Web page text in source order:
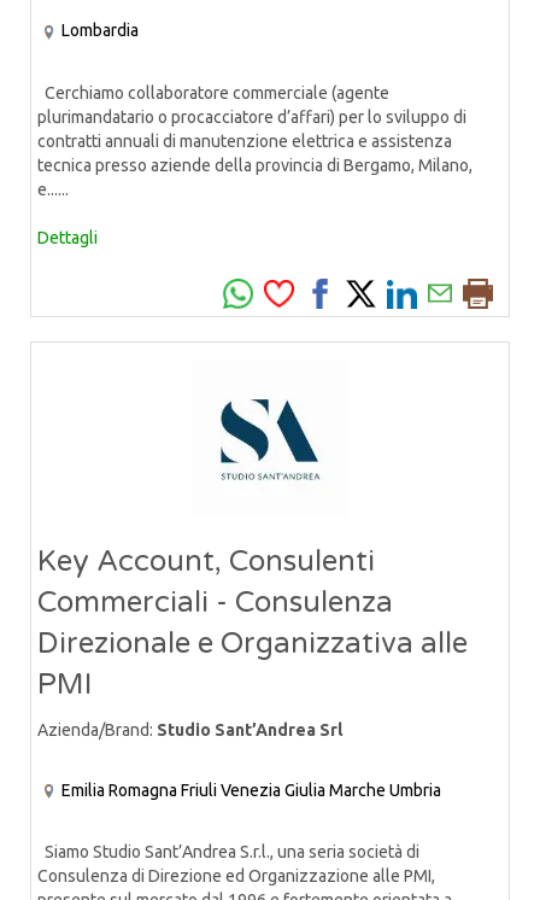
Lombardia
Cerchiamo collaboratore commerciale (agente
plurimandatario o procacciatore d’affari) per lo sviluppo di
contratti annuali di manutenzione elettrica e assistenza
tecnica presso aziende della provincia di Bergamo, Milano,
e......
Dettagli
Key Account, Consulenti
Commerciali - Consulenza
Direzionale e Organizzativa alle
PMI
Azienda/Brand: Studio Sant’Andrea Srl
Emilia Romagna Friuli Venezia Giulia Marche Umbria
Siamo Studio Sant’Andrea S.r.l., una seria società di
Consulenza di Direzione ed Organizzazione alle PMI,